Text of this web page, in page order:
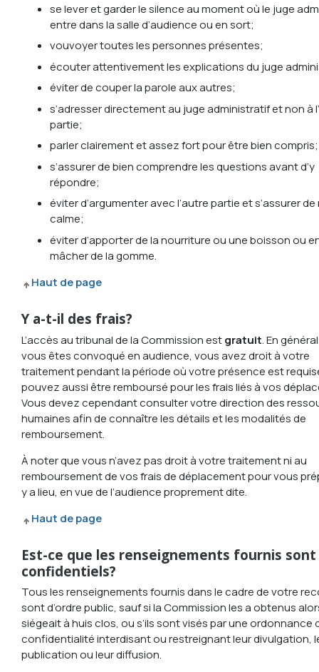
se lever et garder le silence au moment où le juge
entre dans la salle d’audience ou en sort;
vouvoyer toutes les personnes présentes;
écouter attentivement les explications du juge
éviter de couper la parole aux autres;
s’adresser directement au juge administratif et non à
partie;
parler clairement et assez fort pour être bien compris;
s’assurer de bien comprendre les questions avant d’y
répondre;
éviter d’argumenter avec l’autre partie et s’assurer
calme;
éviter d’apporter de la nourriture ou une boisson ou
mâcher de la gomme.
Haut de page
Y a-t-il des frais?
L’accès au tribunal de la Commission estgratuit. En
vous êtes convoqué en audience, vous avez droit à votre
traitement pendant la période où votre présence est
pouvez aussi être remboursé pour les frais liés à vos
Vous devez cependant consulter votre direction des
humaines afin de connaître les détails et les modalités de
remboursement.
À noter que vous n’avez pas droit à votre traitement ni au
remboursement de vos frais de déplacement pour vous
y a lieu, en vue de l’audience proprement dite.
Haut de page
Est-ce que les renseignements fournis sont
confidentiels?
Tous les renseignements fournis dans le cadre de votre
sont d’ordre public, sauf si la Commission les a obtenus
siégeait à huis clos, ou s’ils sont visés par une ordonnance
confidentialité interdisant ou restreignant leur divulgation,
publication ou leur diffusion.